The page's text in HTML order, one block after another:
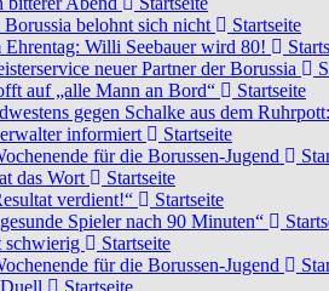
belohnt sich nicht
Startseite
Willi Seebauer wird 80!
neuer Partner der Borussia
auf „alle Mann an Bord“
Startseite
gegen Schalke aus dem
informiert
Startseite
für die Borussen-Jugend
das Wort
Startseite
verdient!“
Startseite
Spieler nach 90 Minuten“
schwierig
Startseite
für die Borussen-Jugend
Startseite